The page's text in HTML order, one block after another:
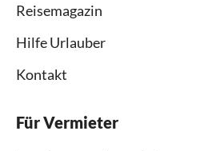
Reisemagazin
Hilfe Urlauber
Kontakt
Für Vermieter